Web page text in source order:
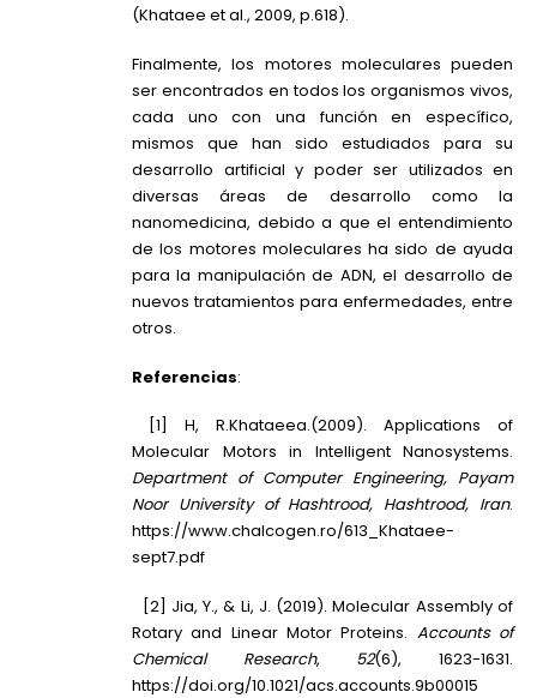
(Khataee et al., 2009, p.618).
Finalmente, los motores moleculares pueden
ser encontrados en todos los organismos vivos,
cada uno con una función en específico,
mismos que han sido estudiados para su
desarrollo artificial y poder ser utilizados en
diversas áreas de desarrollo como la
nanomedicina, debido a que el entendimiento
de los motores moleculares ha sido de ayuda
para la manipulación de ADN, el desarrollo de
nuevos tratamientos para enfermedades, entre
otros.
Referencias:
[1] H, R.Khataeea.(2009). Applications of
Molecular Motors in Intelligent Nanosystems.
Department of Computer Engineering, Payam
Noor University of Hashtrood, Hashtrood, Iran.
https://www.chalcogen.ro/613_Khataee-
sept7.pdf
[2] Jia, Y., & Li, J. (2019). Molecular Assembly of
Rotary and Linear Motor Proteins. Accounts of
Chemical Research, 52(6), 1623-1631.
https://doi.org/10.1021/acs.accounts.9b00015